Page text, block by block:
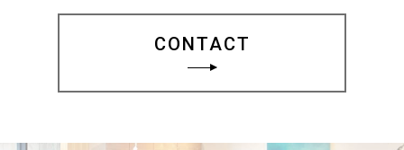
CONTACT